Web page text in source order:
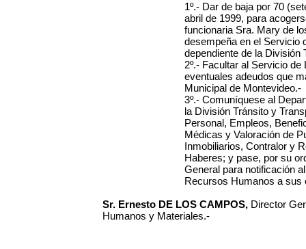
1º.- Dar de baja por 70
abril de 1999, para
funcionaria Sra. Mary de
desempeña en el Servicio
dependiente de la División
2º.- Facultar al Servicio
eventuales adeudos que
Municipal de Montevideo.-
3º.- Comuníquese al
la División Tránsito y
Personal, Empleos,
Médicas y Valoración de
Inmobiliarios, Contralor y
Haberes; y pase, por su
General para notificación
Recursos Humanos a sus
Sr. Ernesto DE LOS CAMPOS, Director
Humanos y Materiales.-